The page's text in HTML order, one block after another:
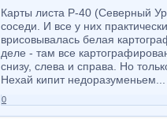
Карты листа P-40 (Северный
соседи. И все у них
врисовывалась белая
деле - там все
снизу, слева и справа. Но
Нехай кипит недоразуменьем...
0